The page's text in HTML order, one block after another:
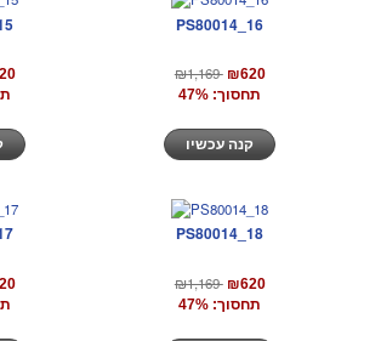
PS80014_16
₪1,169 ₪620
תחסוך: 47%
PS80014_18
₪1,169 ₪620
תחסוך: 47%